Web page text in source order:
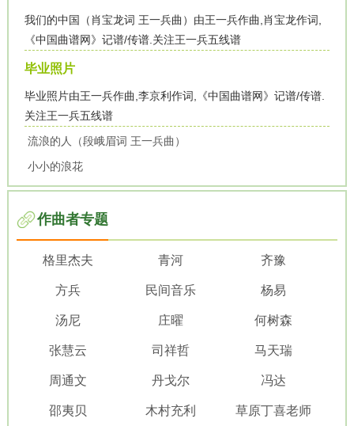
我们的中国（肖宝龙词 王一兵曲）由王一兵作曲,肖宝龙作词,
《中国曲谱网》记谱/传谱.关注王一兵五线谱
毕业照片
毕业照片由王一兵作曲,李京利作词,《中国曲谱网》记谱/传谱.
关注王一兵五线谱
流浪的人（段峨眉词 王一兵曲）
小小的浪花
作曲者专题
格里杰夫 青河 齐豫
方兵 民间音乐 杨易
汤尼 庄曜 何树森
张慧云 司祥哲 马天瑞
周通文 丹戈尔 冯达
邵夷贝 木村充利 草原丁喜老师